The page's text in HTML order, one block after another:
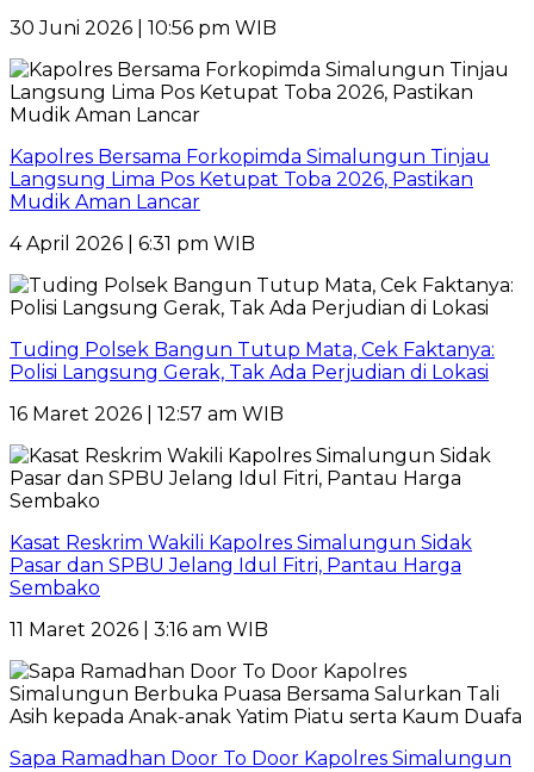
30 Juni 2026 | 10:56 pm WIB
Kapolres Bersama Forkopimda Simalungun Tinjau
Langsung Lima Pos Ketupat Toba 2026, Pastikan
Mudik Aman Lancar
4 April 2026 | 6:31 pm WIB
Tuding Polsek Bangun Tutup Mata, Cek Faktanya:
Polisi Langsung Gerak, Tak Ada Perjudian di Lokasi
16 Maret 2026 | 12:57 am WIB
Kasat Reskrim Wakili Kapolres Simalungun Sidak
Pasar dan SPBU Jelang Idul Fitri, Pantau Harga
Sembako
11 Maret 2026 | 3:16 am WIB
Sapa Ramadhan Door To Door Kapolres Simalungun